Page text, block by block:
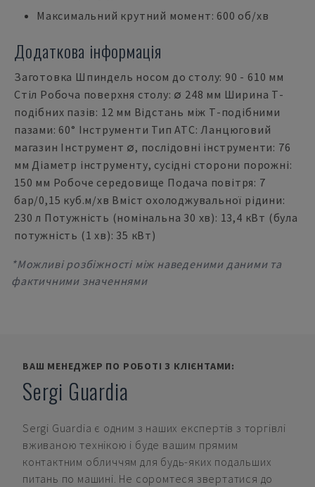
Максимальний крутний момент: 600 об/хв
Додаткова інформація
Заготовка Шпиндель носом до столу: 90 - 610 мм
Стіл Робоча поверхня столу: ∅ 248 мм Ширина Т-
подібних пазів: 12 мм Відстань між Т-подібними
пазами: 60° Інструменти Тип ATC: Ланцюговий
магазин Інструмент ∅, послідовні інструменти: 76
мм Діаметр інструменту, сусідні сторони порожні:
150 мм Робоче середовище Подача повітря: 7
бар/0,15 куб.м/хв Вміст охолоджувальної рідини:
230 л Потужність (номінальна 30 хв): 13,4 кВт (була
потужність (1 хв): 35 кВт)
*Можливі розбіжності між наведеними даними та
фактичними значеннями
ВАШ МЕНЕДЖЕР ПО РОБОТІ З КЛІЄНТАМИ:
Sergi Guardia
Sergi Guardia є одним з наших експертів з торгівлі
вживаною технікою і буде вашим прямим
контактним обличчям для будь-яких подальших
питань по машині. Не соромтеся звертатися до